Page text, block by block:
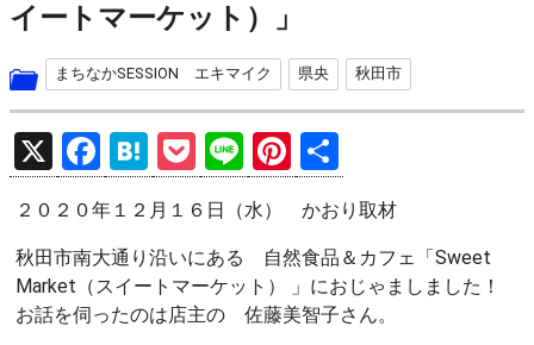
イートマーケット）」
まちなかSESSION エキマイク 県央 秋田市
X
F
a
ce
b
o
H
at
e
n
a
P
o
ck
et
Li
n
e
Pi
nt
er
es
t
有
２０２０年１２月１６日（水） かおり取材
秋田市南大通り沿いにある 自然食品＆カフェ「Sweet
Market（スイートマーケット） 」におじゃましました！
お話を伺ったのは店主の 佐藤美智子さん。